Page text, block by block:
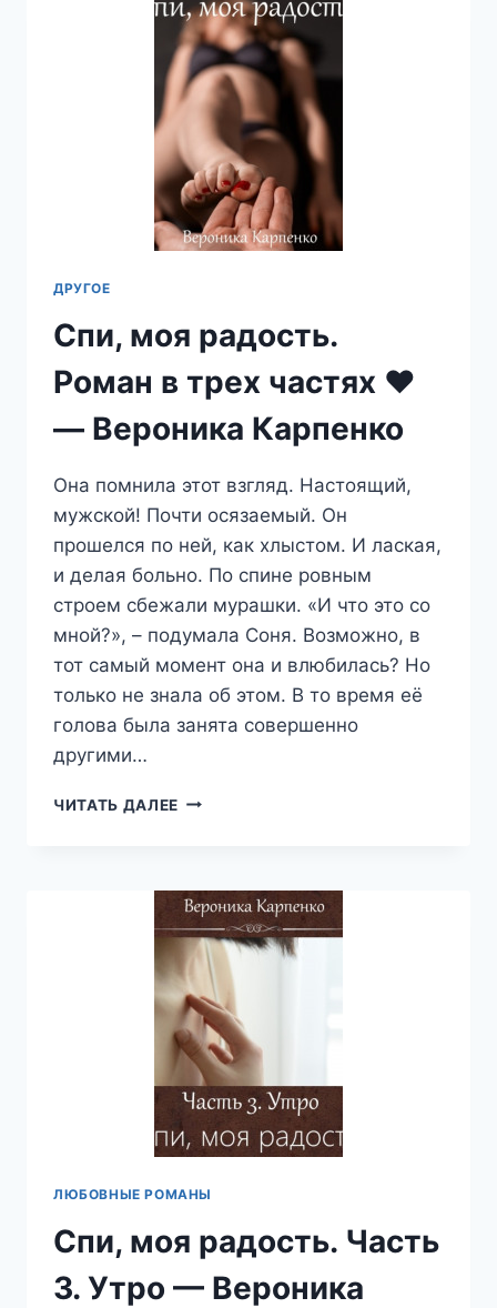
ВЕРОНИКА
КАРПЕНКО
ДРУГОЕ
Спи, моя радость.
Роман в трех частях ♥
— Вероника Карпенко
Она помнила этот взгляд. Настоящий,
мужской! Почти осязаемый. Он
прошелся по ней, как хлыстом. И лаская,
и делая больно. По спине ровным
строем сбежали мурашки. «И что это со
мной?», – подумала Соня. Возможно, в
тот самый момент она и влюбилась? Но
только не знала об этом. В то время её
голова была занята совершенно
другими…
ЧИТАТЬ ДАЛЕЕ СПИ,
В
ТРЕХ
ЧАСТЯХ
♥
—
ВЕРОНИКА
КАРПЕНКО
ЛЮБОВНЫЕ РОМАНЫ
Спи, моя радость. Часть
3. Утро — Вероника